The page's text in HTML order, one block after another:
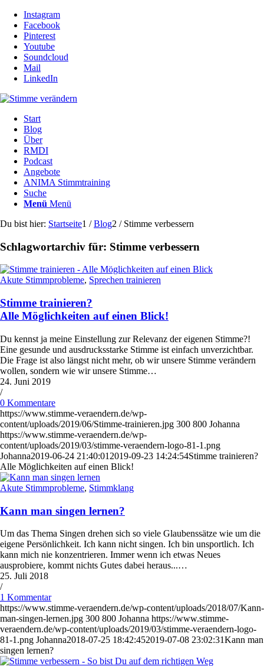
Instagram
Facebook
Pinterest
Youtube
Soundcloud
Mail
LinkedIn
Start
Blog
Über
RMDI
Podcast
Angebote
ANIMA Stimmtraining
Suche
Menü Menü
Du bist hier: Startseite1 / Blog2 / Stimme verbessern
Schlagwortarchiv für: Stimme verbessern
Akute Stimmprobleme, Sprechen trainieren
Stimme trainieren?
Alle Möglichkeiten auf einen Blick!
Du kennst ja meine Einstellung zur Relevanz der eigenen Stimme?!
Eine gesunde und ausdrucksstarke Stimme ist einfach unverzichtbar.
Die Frage ist also längst nicht mehr, ob wir unsere Stimme verändern
wollen, sondern wie wir unsere Stimme…
24. Juni 2019
/
0 Kommentare
https://www.stimme-veraendern.de/wp-
content/uploads/2019/06/Stimme-trainieren.jpg 300 800 Johanna
https://www.stimme-veraendern.de/wp-
content/uploads/2019/03/stimme-veraendern-logo-81-1.png
Johanna2019-06-24 21:40:01 2019-09-23 14:24:54Stimme trainieren?
Alle Möglichkeiten auf einen Blick!
Akute Stimmprobleme, Stimmklang
Kann man singen lernen?
Um das Thema Singen drehen sich so viele Glaubenssätze wie um die
eigene Persönlichkeit. Ich kann nicht singen. Ich bin unsportlich. Ich
kann mich nie konzentrieren. Immer wenn ich etwas Neues
ausprobiere, kommt nichts Gutes dabei heraus...…
25. Juli 2018
/
1 Kommentar
https://www.stimme-veraendern.de/wp-content/uploads/2018/07/Kann-
man-singen-lernen.jpg 300 800 Johanna https://www.stimme-
veraendern.de/wp-content/uploads/2019/03/stimme-veraendern-logo-
81-1.png Johanna2018-07-25 18:42:452019-07-08 23:02:31Kann man
singen lernen?